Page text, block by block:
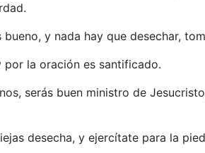
y nada hay que desechar,
la oración es santificado.
serás buen ministro de
desecha, y ejercítate para la